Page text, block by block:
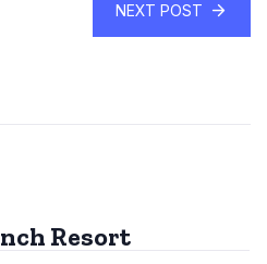
NEXT POST
Resort